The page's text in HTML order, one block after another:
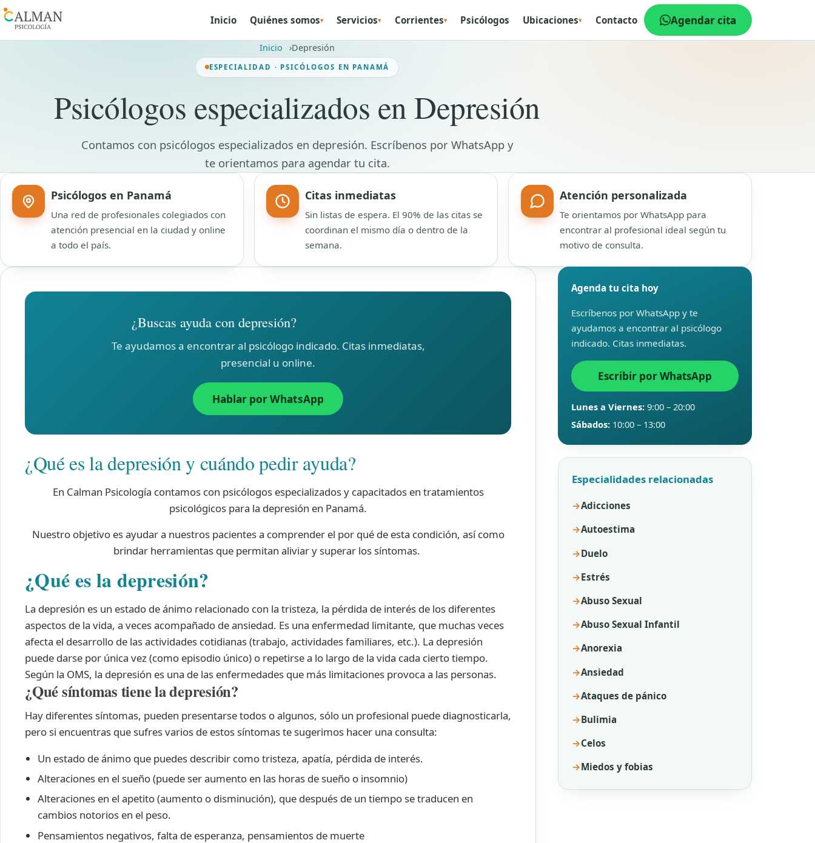
Inicio Quiénes somos▾ Servicios▾ Corrientes▾ Psicólogos Ubicaciones▾ Contacto Agendar cita
Inicio Depresión
ESPECIALIDAD · PSICÓLOGOS EN PANAMÁ
Psicólogos especializados en Depresión
Contamos con psicólogos especializados en depresión. Escríbenos por WhatsApp y
te orientamos para agendar tu cita.
Psicólogos en Panamá
Una red de profesionales colegiados con
atención presencial en la ciudad y online
a todo el país.
Citas inmediatas
Sin listas de espera. El 90% de las citas se
coordinan el mismo día o dentro de la
semana.
Atención personalizada
Te orientamos por WhatsApp para
encontrar al profesional ideal según tu
motivo de consulta.
¿Buscas ayuda con depresión?
Te ayudamos a encontrar al psicólogo indicado. Citas inmediatas,
presencial u online.
Hablar por WhatsApp
¿Qué es la depresión y cuándo pedir ayuda?
En Calman Psicología contamos con psicólogos especializados y capacitados en tratamientos
psicológicos para la depresión en Panamá.
Nuestro objetivo es ayudar a nuestros pacientes a comprender el por qué de esta condición, así como
brindar herramientas que permitan aliviar y superar los síntomas.
¿Qué es la depresión?
La depresión es un estado de ánimo relacionado con la tristeza, la pérdida de interés de los diferentes
aspectos de la vida, a veces acompañado de ansiedad. Es una enfermedad limitante, que muchas veces
afecta el desarrollo de las actividades cotidianas (trabajo, actividades familiares, etc.). La depresión
puede darse por única vez (como episodio único) o repetirse a lo largo de la vida cada cierto tiempo.
Según la OMS, la depresión es una de las enfermedades que más limitaciones provoca a las personas.
¿Qué síntomas tiene la depresión?
Hay diferentes síntomas, pueden presentarse todos o algunos, sólo un profesional puede diagnosticarla,
pero si encuentras que sufres varios de estos síntomas te sugerimos hacer una consulta:
Un estado de ánimo que puedes describir como tristeza, apatía, pérdida de interés.
Alteraciones en el sueño (puede ser aumento en las horas de sueño o insomnio)
Alteraciones en el apetito (aumento o disminución), que después de un tiempo se traducen en
cambios notorios en el peso.
Pensamientos negativos, falta de esperanza, pensamientos de muerte
Agenda tu cita hoy
Escríbenos por WhatsApp y te
ayudamos a encontrar al psicólogo
indicado. Citas inmediatas.
Escribir por WhatsApp
Lunes a Viernes: 9:00 – 20:00
Sábados: 10:00 – 13:00
Especialidades relacionadas
Adicciones
Autoestima
Duelo
Estrés
Abuso Sexual
Abuso Sexual Infantil
Anorexia
Ansiedad
Ataques de pánico
Bulimia
Celos
Miedos y fobias